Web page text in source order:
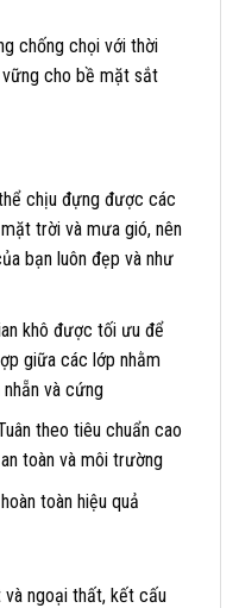
chống chọi với thời
cho bề mặt sắt
chịu đựng được các
trời và mưa gió, nên
bạn luôn đẹp và như
khô được tối ưu để
giữa các lớp nhằm
và cứng
theo tiêu chuẩn cao
toàn và môi trường
toàn hiệu quả
ngoại thất, kết cấu